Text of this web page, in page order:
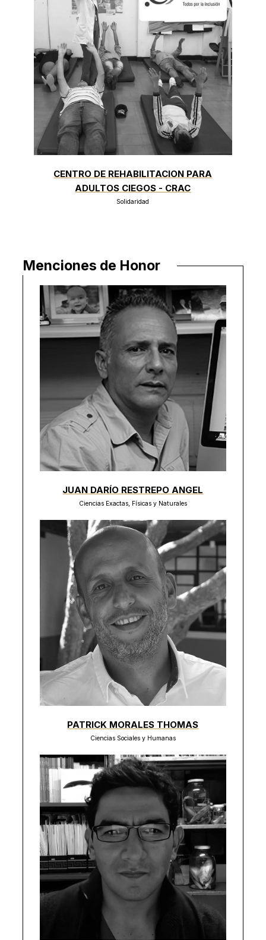
CENTRO DE REHABILITACION PARA
ADULTOS CIEGOS - CRAC
Solidaridad
Menciones de Honor
JUAN DARÍO RESTREPO ANGEL
Ciencias Exactas, Físicas y Naturales
PATRICK MORALES THOMAS
Ciencias Sociales y Humanas